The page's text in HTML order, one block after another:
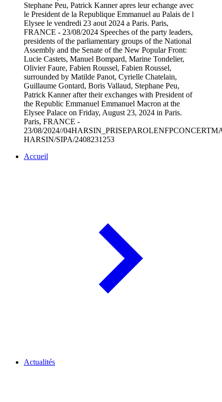
Stephane Peu, Patrick Kanner apres leur echange avec
le President de la Republique Emmanuel au Palais de l
Elysee le vendredi 23 aout 2024 a Paris. Paris,
FRANCE - 23/08/2024 Speeches of the party leaders,
presidents of the parliamentary groups of the National
Assembly and the Senate of the New Popular Front:
Lucie Castets, Manuel Bompard, Marine Tondelier,
Olivier Faure, Fabien Roussel, Fabien Roussel,
surrounded by Matilde Panot, Cyrielle Chatelain,
Guillaume Gontard, Boris Vallaud, Stephane Peu,
Patrick Kanner after their exchanges with President of
the Republic Emmanuel Emmanuel Macron at the
Elysee Palace on Friday, August 23, 2024 in Paris.
Paris, FRANCE -
23/08/2024//
HARSIN/SIPA/2408231253
Accueil
Actualités